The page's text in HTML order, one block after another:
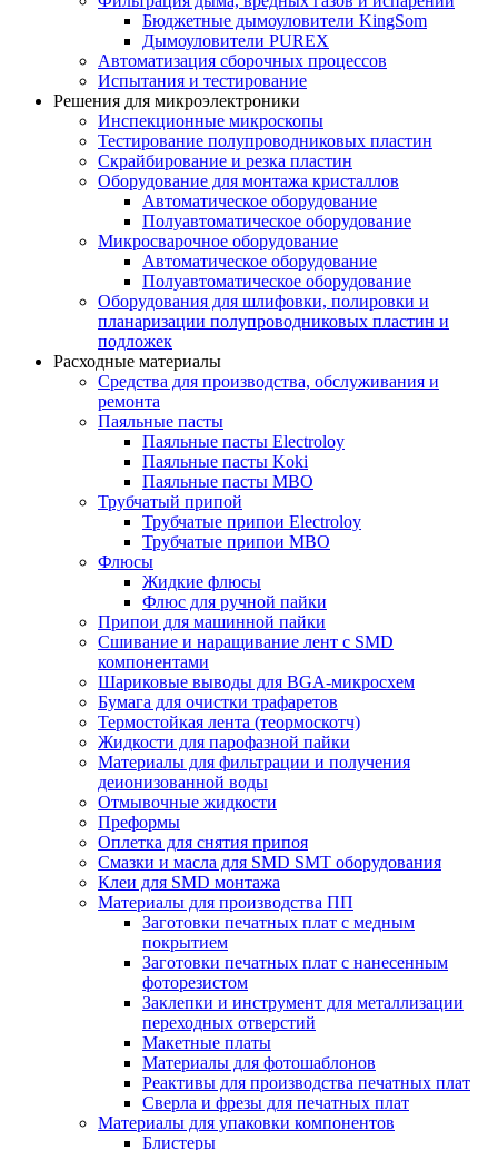
Бюджетные дымоуловители KingSom
Дымоуловители PUREX
Автоматизация сборочных процессов
Испытания и тестирование
Решения для микроэлектроники
Инспекционные микроскопы
Тестирование полупроводниковых пластин
Скрайбирование и резка пластин
Оборудование для монтажа кристаллов
Автоматическое оборудование
Полуавтоматическое оборудование
Микросварочное оборудование
Автоматическое оборудование
Полуавтоматическое оборудование
Оборудования для шлифовки, полировки и
планаризации полупроводниковых пластин и
подложек
Расходные материалы
Средства для производства, обслуживания и
ремонта
Паяльные пасты
Паяльные пасты Electroloy
Паяльные пасты Koki
Паяльные пасты MBO
Трубчатый припой
Трубчатые припои Electroloy
Трубчатые припои MBO
Флюсы
Жидкие флюсы
Флюс для ручной пайки
Припои для машинной пайки
Сшивание и наращивание лент с SMD
компонентами
Шариковые выводы для BGA-микросхем
Бумага для очистки трафаретов
Термостойкая лента (теормоскотч)
Жидкости для парофазной пайки
Материалы для фильтрации и получения
деионизованной воды
Отмывочные жидкости
Преформы
Оплетка для снятия припоя
Смазки и масла для SMD SMT оборудования
Клеи для SMD монтажа
Материалы для производства ПП
Заготовки печатных плат с медным
покрытием
Заготовки печатных плат с нанесенным
фоторезистом
Заклепки и инструмент для металлизации
переходных отверстий
Макетные платы
Материалы для фотошаблонов
Реактивы для производства печатных плат
Сверла и фрезы для печатных плат
Материалы для упаковки компонентов
Блистеры